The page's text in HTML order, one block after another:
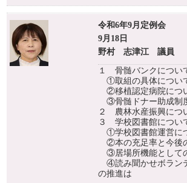
令和6年9月定例会
9月18日
野村 志津江 議員
１ 骨髄バンクについ
①取組の具体につい
②移植認定病院につ
③骨髄ドナー助成制
２ 農林水産振興につ
３ 学校図書館につい
①学校図書館運営に
②本の充足率と今後
③居場所機能として
④読み聞かせボラン
の推進は